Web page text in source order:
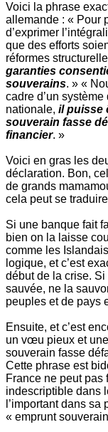
Voici la phrase
allemande : « Pour
d’exprimer
que des efforts
réformes
garanties
souverains. » «
cadre d’un
nationale, il puisse
souverain fasse
financier. »
Voici en gras les
déclaration. Bon,
de grands
cela peut se
Si une banque fait
bien on la laisse
comme les
logique, et c’est
début de la crise.
sauvée, ne la
peuples et de pays
Ensuite, et c’est
un vœu pieux et
souverain fasse
Cette phrase est
France ne peut pas
indescriptible dans
l’important dans
« emprunt